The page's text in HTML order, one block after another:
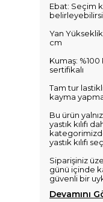
Ebat: Seçim
Yan
cm
Kumaş:
sertifikalı
Tam tur
kayma
Bu ürün
yastık kılıfı
yastık kılıfı
Siparişiniz
günü içinde
güvenli bir
Devamını